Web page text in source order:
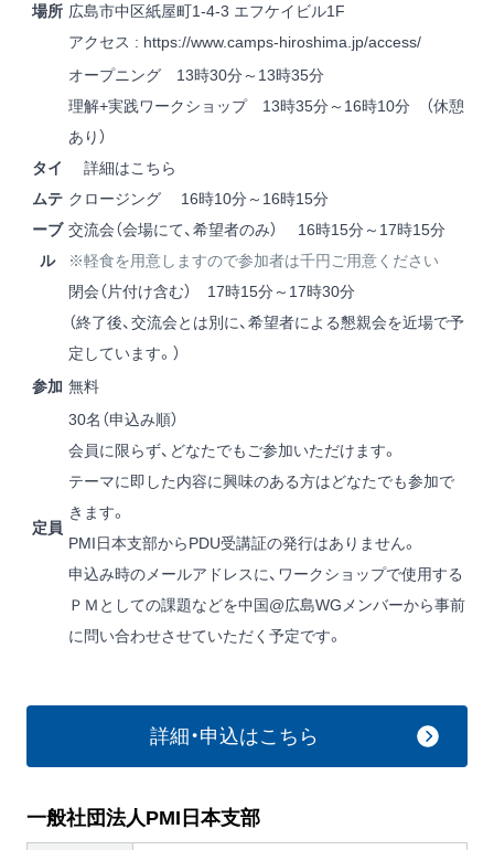
場所 広島市中区紙屋町1-4-3 エフケイビル1F
アクセス : https://www.camps-hiroshima.jp/access/
タイ
ムテ
ーブ
ル
オープニング 13時30分～13時35分
理解+実践ワークショップ 13時35分～16時10分 （休憩
あり）
詳細はこちら
クロージング 16時10分～16時15分
交流会（会場にて、希望者のみ） 16時15分～17時15分
※軽食を用意しますので参加者は千円ご用意ください
閉会（片付け含む） 17時15分～17時30分
（終了後、交流会とは別に、希望者による懇親会を近場で予
定しています。）
参加 無料
定員
30名（申込み順）
会員に限らず、どなたでもご参加いただけます。
テーマに即した内容に興味のある方はどなたでも参加で
きます。
PMI日本支部からPDU受講証の発行はありません。
申込み時のメールアドレスに、ワークショップで使用する
ＰＭとしての課題などを中国@広島WGメンバーから事前
に問い合わせさせていただく予定です。
詳細・申込はこちら
一般社団法人PMI日本支部